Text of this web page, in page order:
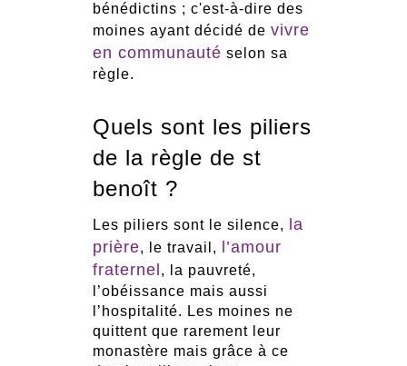
bénédictins ; c'est-à-dire des
moines ayant décidé de vivre
en communauté selon sa
règle.
Quels sont les piliers
de la règle de st
benoît ?
Les piliers sont le silence,
la
prière, le travail,
l’amour
fraternel , la pauvreté,
l’obéissance mais aussi
l’hospitalité. Les moines ne
quittent que rarement leur
monastère mais grâce à ce